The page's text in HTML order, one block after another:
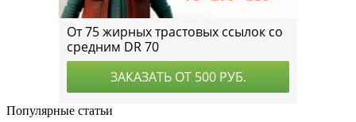
Популярные статьи